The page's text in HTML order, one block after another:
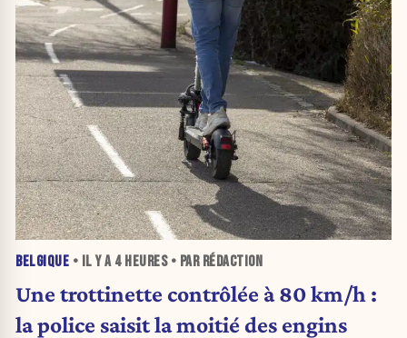
BELGIQUE • IL Y A 4 HEURES• PAR RÉDACTION
Une trottinette contrôlée à 80 km/h :
la police saisit la moitié des engins